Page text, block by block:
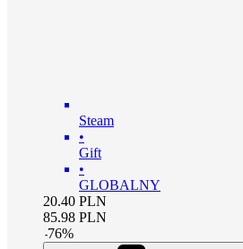
Steam
•
Gift
•
GLOBALNY
20.40 PLN
85.98 PLN
-76%